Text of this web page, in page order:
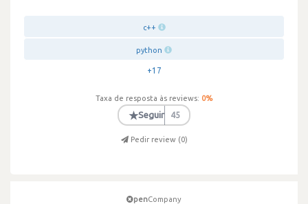
c++
python
+17
Taxa de resposta às reviews: 0%
★Seguir 45
Pedir review (0)
penCompany